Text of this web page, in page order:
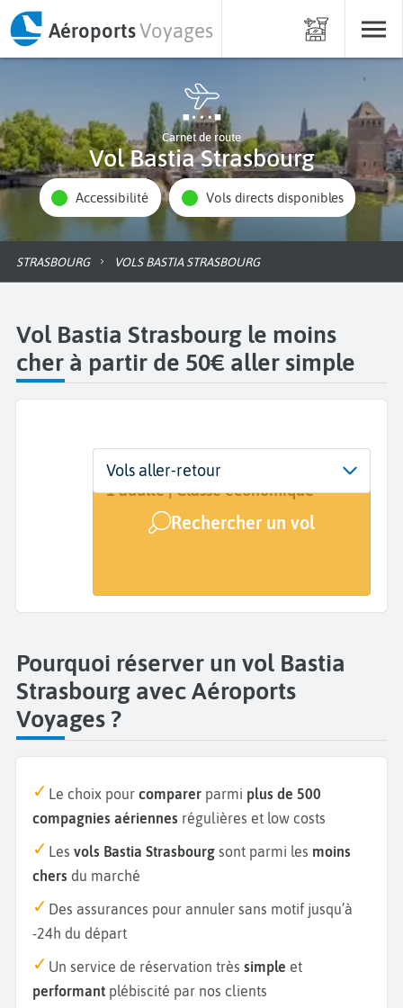
AéroportsVoyages
Carnet de route
Vol Bastia Strasbourg
Accessibilité Vols directs disponibles
STRASBOURG VOLS BASTIA STRASBOURG
Vol Bastia Strasbourg le moins
cher à partir de 50€ aller simple
Départ
Bastia (BIA)
Dates
Dates de votre voyage
Voyageurs | Classe
1 adulte | Classe économique
Rechercher un vol
Vols aller-retour
Pourquoi réserver un vol Bastia
Strasbourg avec Aéroports
Voyages ?
Le choix pour comparer parmi plus de 500
compagnies aériennes régulières et low costs
Les vols Bastia Strasbourg sont parmi les moins
chers du marché
Des assurances pour annuler sans motif jusqu’à
-24h du départ
Un service de réservation très simple et
performant plébiscité par nos clients